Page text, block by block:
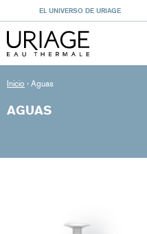
EL UNIVERSO DE URIAGE
Inicio › Aguas
AGUAS